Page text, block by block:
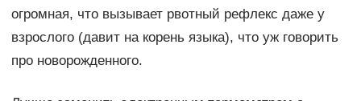
огромная, что вызывает рвотный рефлекс даже у
взрослого (давит на корень языка), что уж говорить
про новорожденного.